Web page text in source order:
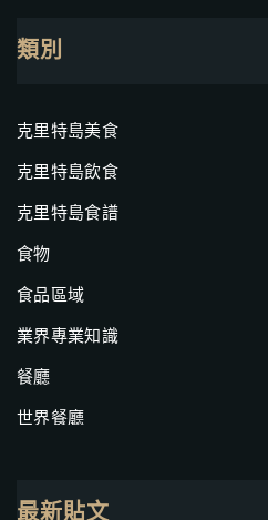
類別
克里特島美食
克里特島飲食
克里特島食譜
食物
食品區域
業界專業知識
餐廳
世界餐廳
最新貼文